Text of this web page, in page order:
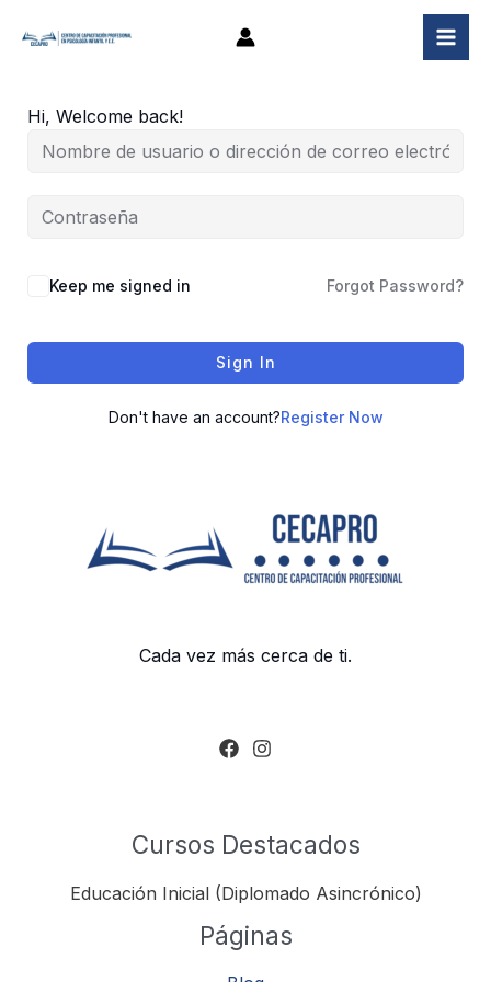
Hi, Welcome back!
Keep me signed in Forgot Password?
Sign In
Don't have an account?Register Now
Cada vez más cerca de ti.
Cursos Destacados
Educación Inicial (Diplomado Asincrónico)
Páginas